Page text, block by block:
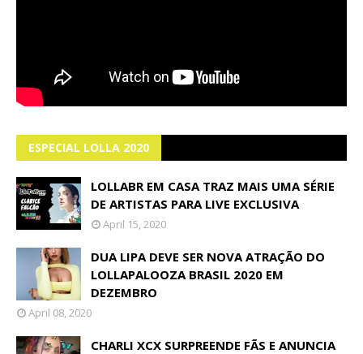
ESPECIAL LOLLA 2020
LOLLABR EM CASA TRAZ MAIS UMA SÉRIE
DE ARTISTAS PARA LIVE EXCLUSIVA
April 15, 2020
DUA LIPA DEVE SER NOVA ATRAÇÃO DO
LOLLAPALOOZA BRASIL 2020 EM
DEZEMBRO
April 08, 2020
CHARLI XCX SURPREENDE FÃS E ANUNCIA